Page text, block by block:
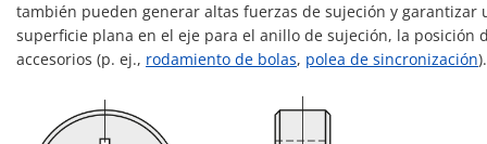
también pueden generar altas fuerzas de sujeción y
superficie plana en el eje para el anillo de sujeción, la
accesorios (p. ej., rodamiento de bolas, polea de sincronización).